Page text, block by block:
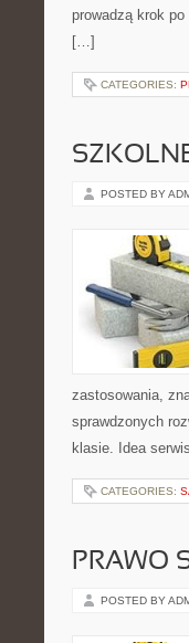
prowadzą krok
[…]
CATEGORIES:
POSTED BY
zastosowania,
sprawdzonych
klasie. Idea
CATEGORIES:
PRAWO
POSTED BY